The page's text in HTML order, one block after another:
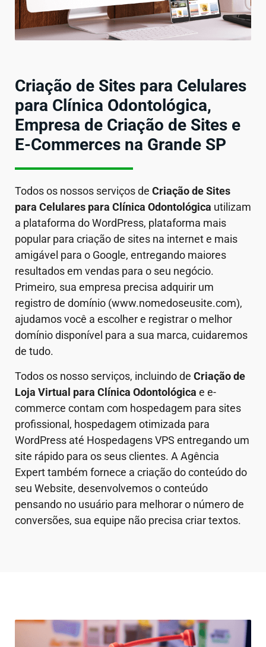
Criação de Sites para Celulares
para Clínica Odontológica,
Empresa de Criação de Sites e
E-Commerces na Grande SP
Todos os nossos serviços de Criação de Sites
para Celulares para Clínica Odontológica utilizam
a plataforma do WordPress, plataforma mais
popular para criação de sites na internet e mais
amigável para o Google, entregando maiores
resultados em vendas para o seu negócio.
Primeiro, sua empresa precisa adquirir um
registro de domínio (www.nomedoseusite.com),
ajudamos você a escolher e registrar o melhor
domínio disponível para a sua marca, cuidaremos
de tudo.
Todos os nosso serviços, incluindo de Criação de
Loja Virtual para Clínica Odontológica e e-
commerce contam com hospedagem para sites
profissional, hospedagem otimizada para
WordPress até Hospedagens VPS entregando um
site rápido para os seus clientes. A Agência
Expert também fornece a criação do conteúdo do
seu Website, desenvolvemos o conteúdo
pensando no usuário para melhorar o número de
conversões, sua equipe não precisa criar textos.